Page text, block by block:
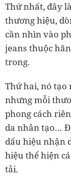
Thứ nhất, đây
thương hiệu,
cần nhìn vào
jeans thuộc
trong.
Thứ hai, nó tạo
nhưng mỗi
phong cách
da nhân tạo…
dấu hiệu nhận
hiệu thể hiện
tải.